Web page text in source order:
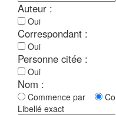
Auteur :
Oui
Correspondant :
Oui
Personne citée :
Oui
Nom :
Commence par
Libellé exact